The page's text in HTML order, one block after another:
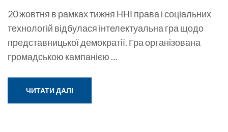
20 жовтня в рамках тижня ННІ права і соціальних
технологій відбулася інтелектуальна гра щодо
представницької демократії. Гра організована
громадською кампанією …
ЧИТАТИ ДАЛІ